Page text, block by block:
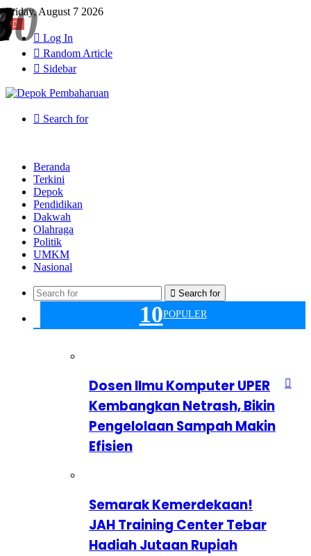
Friday, August 7 2026
Log In
Random Article
Sidebar
Search for
Beranda
Terkini
Depok
Pendidikan
Dakwah
Olahraga
Politik
UMKM
Nasional
Search for
10POPULER
Dosen Ilmu Komputer UPER
Kembangkan Netrash, Bikin
Pengelolaan Sampah Makin
Efisien
Semarak Kemerdekaan!
JAH Training Center Tebar
Hadiah Jutaan Rupiah